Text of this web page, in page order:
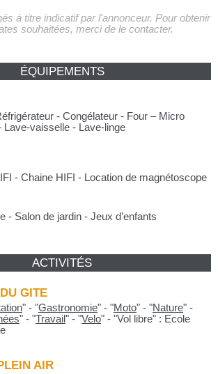
à titre indicatif par l'annonceur. Pour obtenir
souhaitées, merci de le contacter.
ÉQUIPEMENTS
- Congélateur - Four – Micro
Lave-vaisselle - Lave-linge
- Chaine HIFI - Location de magnétoscope
- Salon de jardin - Jeux d’enfants
ACTIVITÉS
GITE
" - "Gastronomie" - "Moto" - "Nature" -
" - "Travail" - "Velo" - "Vol libre" : Ecole
AIR